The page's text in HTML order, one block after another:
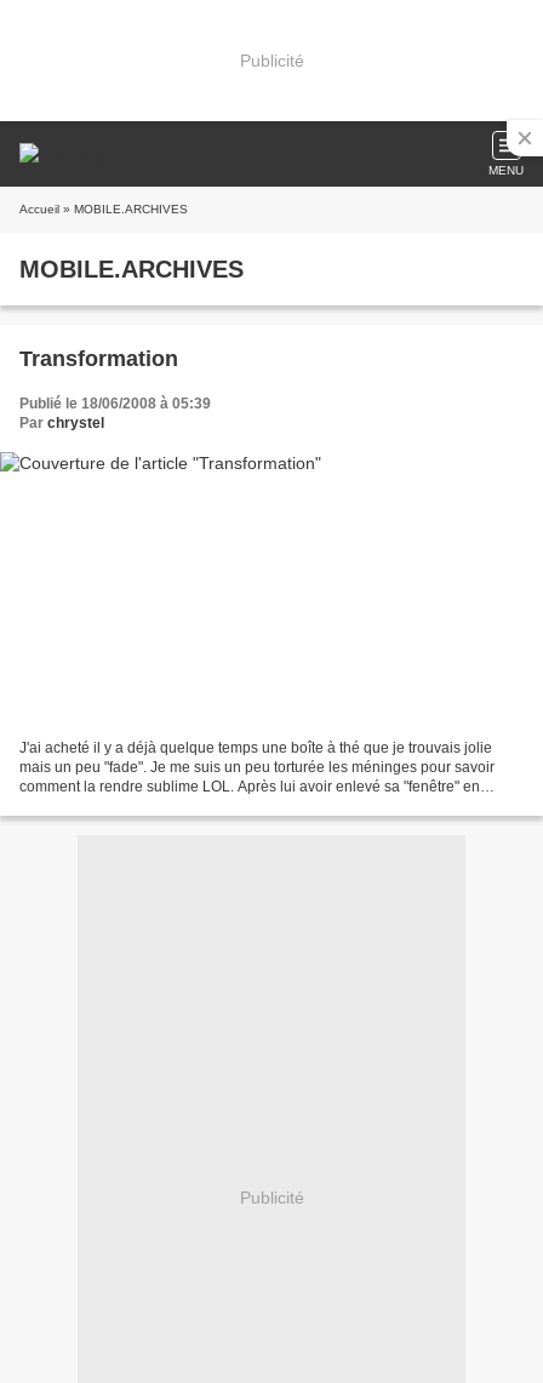
Publicité
MENU
Accueil » MOBILE.ARCHIVES
MOBILE.ARCHIVES
Transformation
Publié le 18/06/2008 à 05:39
Par chrystel
J'ai acheté il y a déjà quelque temps une boîte à thé que je trouvais jolie
mais un peu "fade". Je me suis un peu torturée les méninges pour savoir
comment la rendre sublime LOL. Après lui avoir enlevé sa "fenêtre" en
Publicité